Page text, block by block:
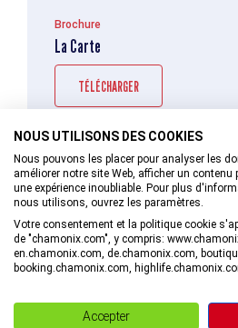
Brochure
La Carte
TÉLÉCHARGER
Brochure
Nouvelles formules pour cet été
soirée fondue)
TÉLÉCHARGER
NOUS UTILISONS DES COOKIES
Nous pouvons les placer pour analyser les
améliorer notre site Web, afficher un
une expérience inoubliable. Pour plus
nous utilisons, ouvrez les paramètres.
Votre consentement et la politique cookie
de "chamonix.com", y compris:
en.chamonix.com, de.chamonix.com,
booking.chamonix.com,
Accepter